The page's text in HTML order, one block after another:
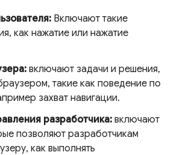
Включают такие
как нажатие или нажатие
включают задачи и решения,
такие как поведение по
захват навигации.
разработчика: включают
позволяют разработчикам
как выполнять